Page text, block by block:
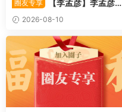
圈友专享
【李孟彦】李孟彦集
合竞价全攻略 股市行者孙 —
竞价 2PDF文件
2026-08-10